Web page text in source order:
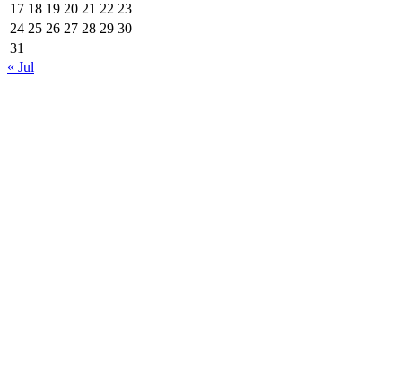
17 18 19 20 21 22 23
24 25 26 27 28 29 30
31
« Jul